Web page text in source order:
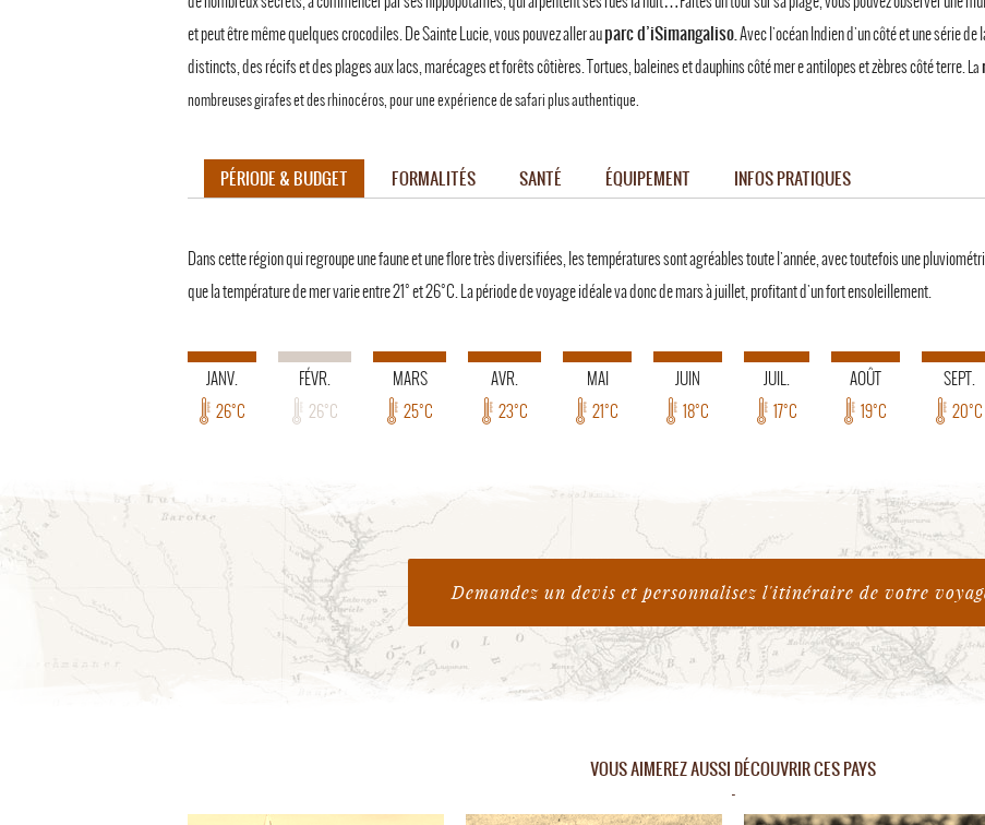
et peut être même quelques crocodiles. De Sainte Lucie, vous pouvez aller auparc d’iSimangaliso.Avec l'océan Indien d'un côté et une série
distincts, des récifs et des plages aux lacs, marécages et forêts côtières. Tortues, baleines et dauphins côté mer e antilopes et zèbres côté terre.La
nombreuses girafes et des rhinocéros, pour une expérience de safari plus authentique.
PÉRIODE & BUDGET FORMALITÉS SANTÉ ÉQUIPEMENT INFOS PRATIQUES
Dans cette région qui regroupe une faune et une flore très diversifiées, les températures sont agréables toute l'année, avec toutefois une
que la température de mer varie entre 21° et 26°C. La période de voyage idéale va donc de mars à juillet, profitant d'un fort ensoleillement.
JANV.
26°C
FÉVR.
26°C
MARS
25°C
AVR.
23°C
MAI
21°C
JUIN
18°C
JUIL.
17°C
AOÛT
19°C
SEPT.
20°C
Demandez un devis et personnalisez l'itinéraire de votre
VOUS AIMEREZ AUSSI DÉCOUVRIR CES PAYS